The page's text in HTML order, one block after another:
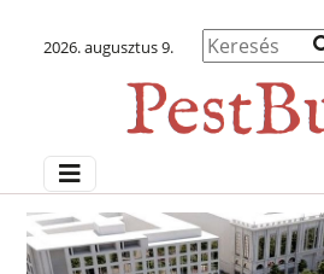
2026. augusztus 9.